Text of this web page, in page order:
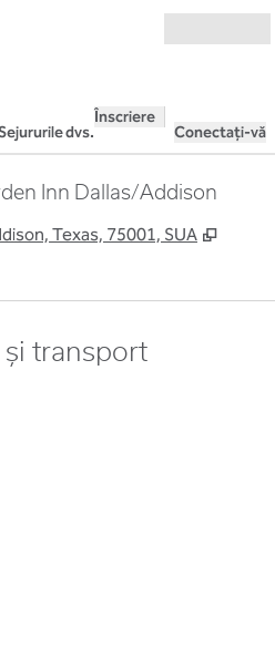
dvs.
Înscriere
Conectați-vă
Inn Dallas/Addison
Texas, 75001, SUA ,
și transport